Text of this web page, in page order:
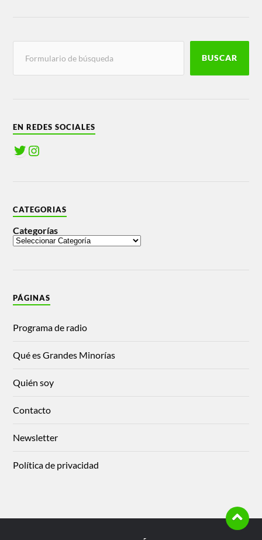
BUSCAR
EN REDES SOCIALES
CATEGORIAS
Categorías
PÁGINAS
Programa de radio
Qué es Grandes Minorías
Quién soy
Contacto
Newsletter
Política de privacidad